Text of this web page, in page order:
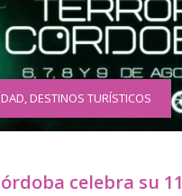
,DESTINOS TURÍSTICOS
celebra su